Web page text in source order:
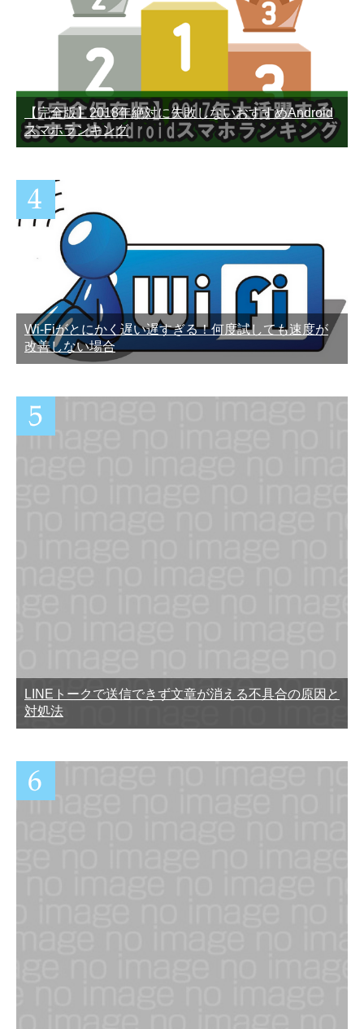
LINEトークのメッセージと
履歴を削除する方法
ドで既読をつけない方法。
iPhone編
【完全版】2018年絶対に失敗しないおすすめAndroid
スマホランキング
Wi-Fiがとにかく遅い遅すぎる！何度試しても速度が
改善しない場合
LINEトークで送信できず文章が消える不具合の原因と
対処法